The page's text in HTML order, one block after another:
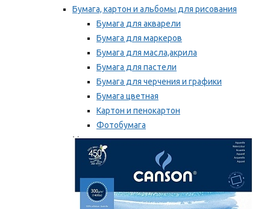
Бумага, картон и альбомы для рисования
Бумага для акварели
Бумага для маркеров
Бумага для масла,акрила
Бумага для пастели
Бумага для черчения и графики
Бумага цветная
Картон и пенокартон
Фотобумага
Мы рекомендуем